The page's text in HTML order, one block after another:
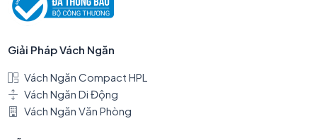
Giải Pháp Vách Ngăn
Vách Ngăn Compact HPL
Vách Ngăn Di Động
Vách Ngăn Văn Phòng